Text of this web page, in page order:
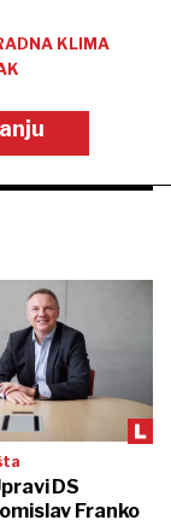
KLIMA
DS
Franko